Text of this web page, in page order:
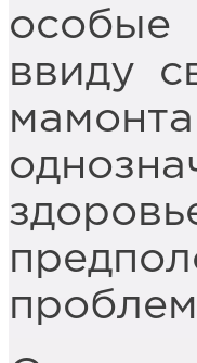
особые
ввиду